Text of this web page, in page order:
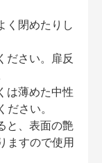
く閉めたりし
ださい。扉反
は薄めた中性
さい。
と、表面の艶
ますので使用